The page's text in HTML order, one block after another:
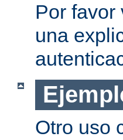
Por favor
una
Otro uso